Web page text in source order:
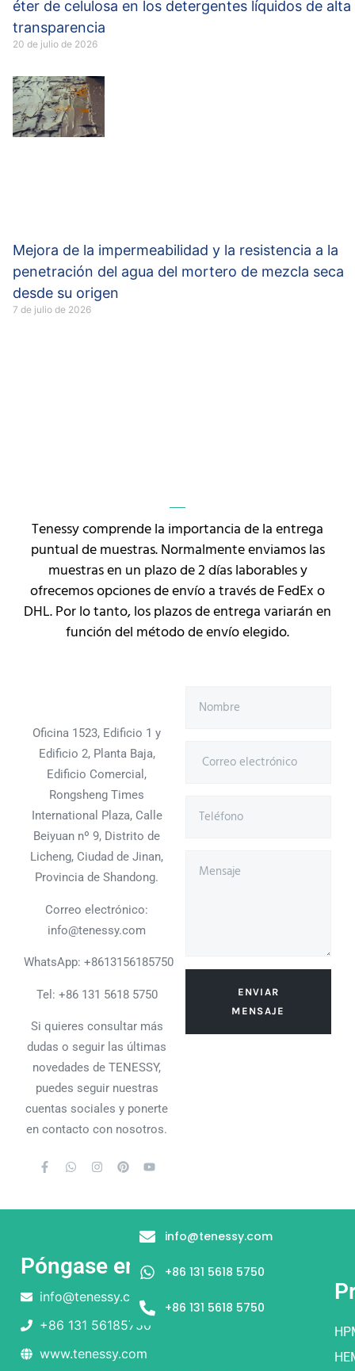
éter de celulosa en los detergentes líquidos de alta
transparencia
20 de julio de 2026
Mejora de la impermeabilidad y la resistencia a la
penetración del agua del mortero de mezcla seca
desde su origen
7 de julio de 2026
Tenessy comprende la importancia de la entrega
puntual de muestras. Normalmente enviamos las
muestras en un plazo de 2 días laborables y
ofrecemos opciones de envío a través de FedEx o
DHL. Por lo tanto, los plazos de entrega variarán en
función del método de envío elegido.
Oficina 1523, Edificio 1 y
Edificio 2, Planta Baja,
Edificio Comercial,
Rongsheng Times
International Plaza, Calle
Beiyuan nº 9, Distrito de
Licheng, Ciudad de Jinan,
Provincia de Shandong.
Correo electrónico:
info@tenessy.com
WhatsApp: +8613156185750
Tel: +86 131 5618 5750
Si quieres consultar más
dudas o seguir las últimas
novedades de TENESSY,
puedes seguir nuestras
cuentas sociales y ponerte
en contacto con nosotros.
ENVIAR
MENSAJE
Póngase en contacto con
info@tenessy.com
+86 131 56185750
www.tenessy.com
info@tenessy.com
+86 131 5618 5750
+86 131 5618 5750